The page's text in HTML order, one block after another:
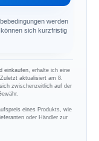
werden
sich kurzfristig
einkaufen, erhalte ich eine
aktualisiert am 8.
zwischenzeitlich auf der
eines Produkts, wie
oder Händler zur